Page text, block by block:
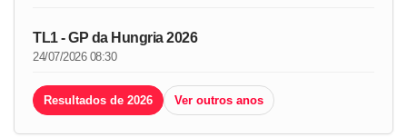
TL1 - GP da Hungria 2026
24/07/2026 08:30
Resultados de 2026 Ver outros anos